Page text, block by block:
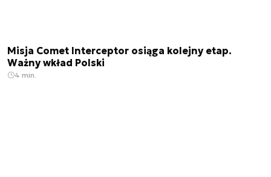
Misja Comet Interceptor osiąga kolejny etap.
Ważny wkład Polski
4 min.